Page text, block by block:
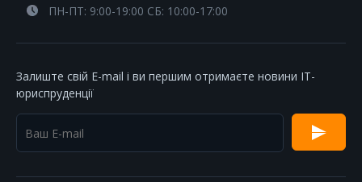
ПН-ПТ: 9:00-19:00 СБ: 10:00-17:00
Залиште свій E-mail і ви першим отримаєте новини IT-
юриспруденції